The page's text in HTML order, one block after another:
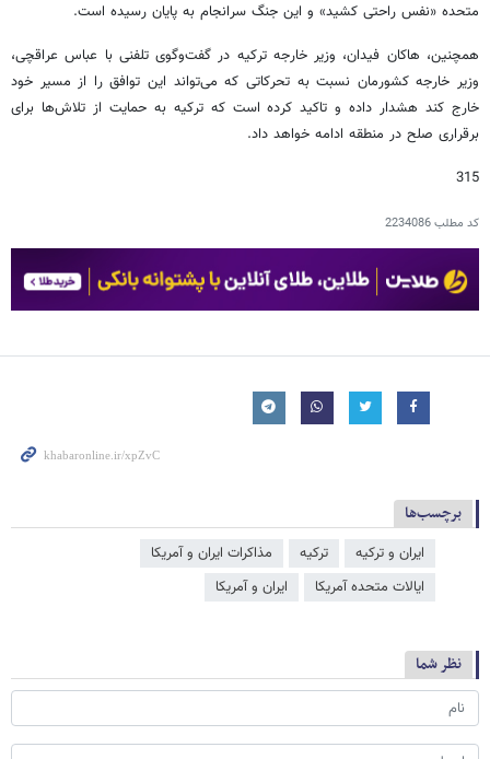
متحده «نفس راحتی کشید» و این جنگ سرانجام به پایان رسیده است.
همچنین، هاکان فیدان، وزیر خارجه ترکیه در گفت‌وگوی تلفنی با عباس عراقچی،
وزیر خارجه کشورمان نسبت به تحرکاتی که می‌تواند این توافق را از مسیر خود
خارج کند هشدار داده و تاکید کرده است که ترکیه به حمایت از تلاش‌ها برای
برقراری صلح در منطقه ادامه خواهد داد.
315
کد مطلب2234086
برچسب‌ها
ایران و ترکیه ترکیه
مذاکرات ایران و آمریکا
ایالات متحده آمریکا
ایران و آمریکا
نظر شما